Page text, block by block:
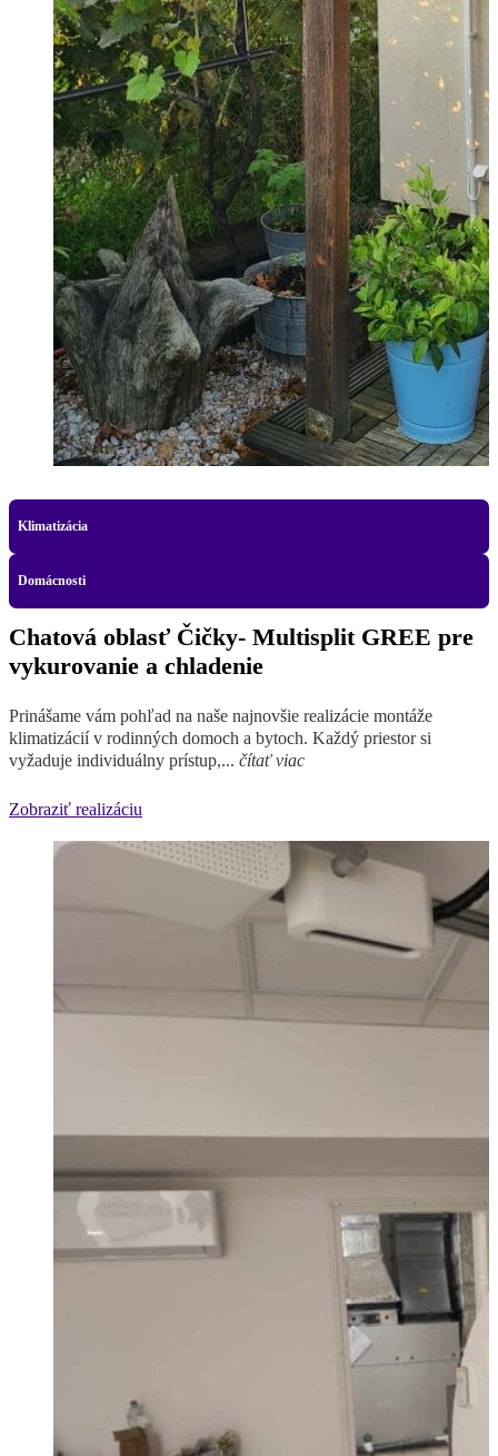
Klimatizácia
Domácnosti
Chatová oblasť Čičky- Multisplit GREE pre
vykurovanie a chladenie
Prinášame vám pohľad na naše najnovšie realizácie montáže
klimatizácií v rodinných domoch a bytoch. Každý priestor si
vyžaduje individuálny prístup,... čítať viac
Zobraziť realizáciu